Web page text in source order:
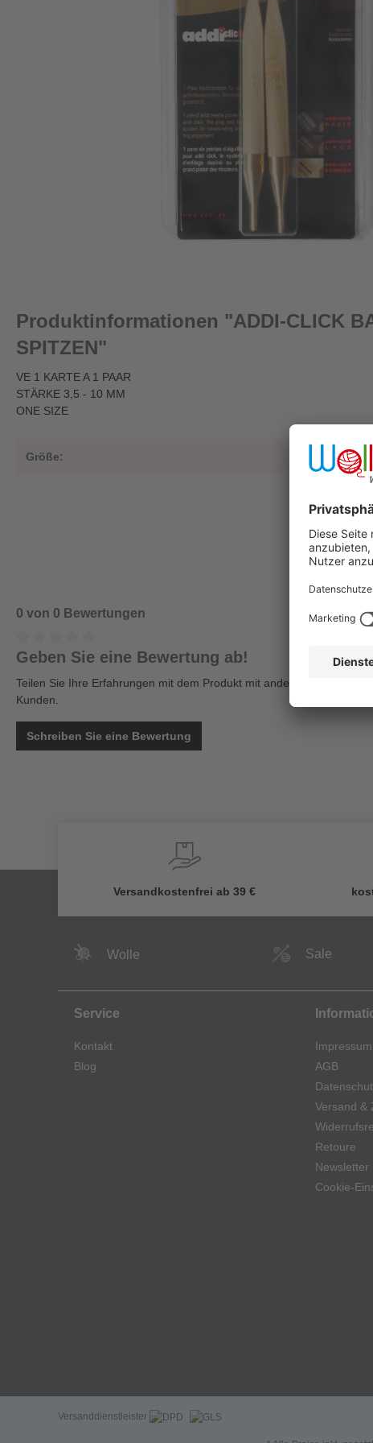
Produktinformationen "ADDI-CLICK
SPITZEN"
VE 1 KARTE A 1 PAAR
STÄRKE 3,5 - 10 MM
ONE SIZE
Größe: 5,5
0 von 0 Bewertungen
Geben Sie eine Bewertung ab!
Teilen Sie Ihre Erfahrungen mit dem Produkt mit anderen
Kunden.
Schreiben Sie eine Bewertung
Versandkostenfrei ab 39 €
Wolle Sale
Service
Kontakt
Blog
Impressum
AGB
Versand &
Retoure
Newsletter
Cookie-
Versanddienstleister